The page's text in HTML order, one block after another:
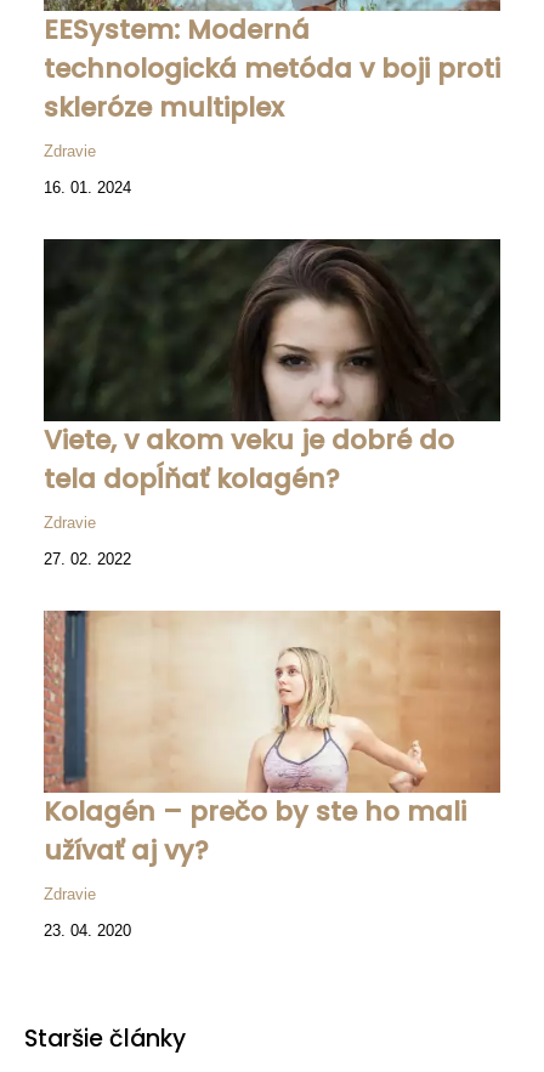
EESystem: Moderná
technologická metóda v boji proti
skleróze multiplex
Zdravie
16. 01. 2024
Viete, v akom veku je dobré do
tela dopĺňať kolagén?
Zdravie
27. 02. 2022
Kolagén – prečo by ste ho mali
užívať aj vy?
Zdravie
23. 04. 2020
Staršie články